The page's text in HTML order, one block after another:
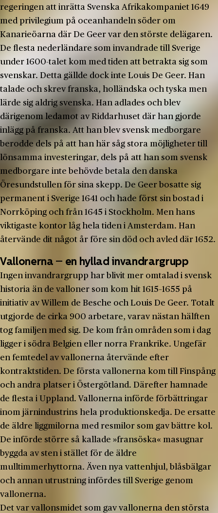
regeringen att inrätta Svenska Afrikakompaniet 1649
med privilegium på oceanhandeln söder om
Kanarieöarna där De Geer var den störste delägaren.
De flesta nederländare som invandrade till Sverige
under 1600-talet kom med tiden att betrakta sig som
svenskar. Detta gällde dock inte Louis De Geer. Han
talade och skrev franska, holländska och tyska men
lärde sig aldrig svenska. Han adlades och blev
därigenom ledamot av Riddarhuset där han gjorde
inlägg på franska. Att han blev svensk medborgare
berodde dels på att han här såg stora möjligheter till
lönsamma investeringar, dels på att han som svensk
medborgare inte behövde betala den danska
Öresundstullen för sina skepp. De Geer bosatte sig
permanent i Sverige 1641 och hade först sin bostad i
Norrköping och från 1645 i Stockholm. Men hans
viktigaste kontor låg hela tiden i Amsterdam. Han
återvände dit något år före sin död och avled där 1652.
Vallonerna – en hyllad invandrargrupp
Ingen invandrargrupp har blivit mer omtalad i svensk
historia än de valloner som kom hit 1615–1655 på
initiativ av Willem de Besche och Louis De Geer. Totalt
utgjorde de cirka 900 arbetare, varav nästan hälften
tog familjen med sig. De kom från områden som i dag
ligger i södra Belgien eller norra Frankrike. Ungefär
en femtedel av vallonerna återvände efter
kontraktstiden. De första vallonerna kom till Finspång
och andra platser i Östergötland. Därefter hamnade
de flesta i Uppland. Vallonerna införde förbättringar
inom järnindustrins hela produktionskedja. De ersatte
de äldre liggmilorna med resmilor som gav bättre kol.
De införde större så kallade »fransöska« masugnar
byggda av sten i stället för de äldre
mulltimmerhyttorna. Även nya vattenhjul, blåsbälgar
och annan utrustning infördes till Sverige genom
vallonerna.
Det var vallonsmidet som gav vallonerna den största